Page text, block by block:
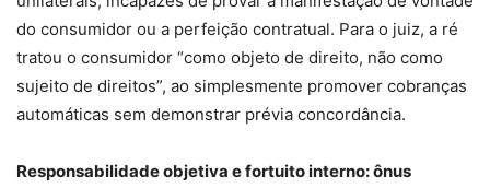
do consumidor ou a perfeição contratual. Para o juiz, a ré
tratou o consumidor “como objeto de direito, não como
sujeito de direitos”, ao simplesmente promover cobranças
automáticas sem demonstrar prévia concordância.
Responsabilidade objetiva e fortuito interno: ônus